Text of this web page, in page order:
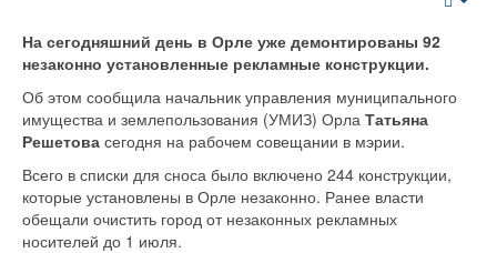
На сегодняшний день в Орле уже демонтированы 92
незаконно установленные рекламные конструкции.
Об этом сообщила начальник управления муниципального
имущества и землепользования (УМИЗ) Орла Татьяна
Решетова сегодня на рабочем совещании в мэрии.
Всего в списки для сноса было включено 244 конструкции,
которые установлены в Орле незаконно. Ранее власти
обещали очистить город от незаконных рекламных
носителей до 1 июля.